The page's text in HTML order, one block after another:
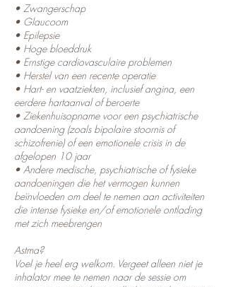
• Zwangerschap
• Glaucoom
• Epilepsie
• Hoge bloeddruk
• Ernstige cardiovasculaire problemen
• Herstel van een recente operatie
• Hart- en vaatziekten, inclusief angina, een
eerdere hartaanval of beroerte
• Ziekenhuisopname voor een psychiatrische
aandoening (zoals bipolaire stoornis of
schizofrenie) of een emotionele crisis in de
afgelopen 10 jaar
• Andere medische, psychiatrische of fysieke
aandoeningen die het vermogen kunnen
beïnvloeden om deel te nemen aan activiteiten
die intense fysieke en/of emotionele ontlading
met zich meebrengen
Astma?
Voel je heel erg welkom. Vergeet alleen niet je
inhalator mee te nemen naar de sessie om